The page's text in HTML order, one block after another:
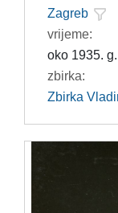
Zagreb
vrijeme:
oko 1935. g.
zbirka:
Zbirka